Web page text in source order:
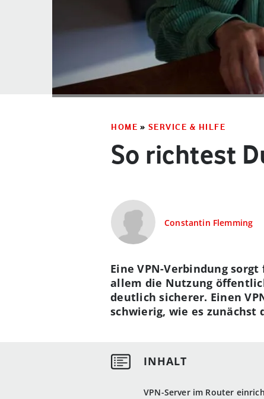
HOME » SERVICE & HILFE
So richtest
Constantin Flemming
VPN-Server im Router
Eine VPN-Verbindung
allem die Nutzung
deutlich sicherer. Einen
schwierig, wie es zunächst